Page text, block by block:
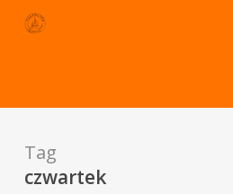
Skip
Tag
czwartek